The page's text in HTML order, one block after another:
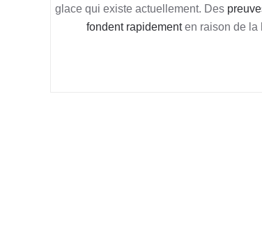
glace qui existe actuellement. Des
fondent rapidementen raison de la